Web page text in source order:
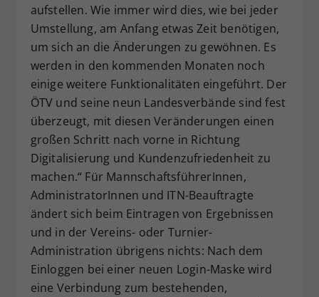
aufstellen. Wie immer wird dies, wie bei jeder
Umstellung, am Anfang etwas Zeit benötigen,
um sich an die Änderungen zu gewöhnen. Es
werden in den kommenden Monaten noch
einige weitere Funktionalitäten eingeführt. Der
ÖTV und seine neun Landesverbände sind fest
überzeugt, mit diesen Veränderungen einen
großen Schritt nach vorne in Richtung
Digitalisierung und Kundenzufriedenheit zu
machen.“ Für MannschaftsführerInnen,
AdministratorInnen und ITN-Beauftragte
ändert sich beim Eintragen von Ergebnissen
und in der Vereins- oder Turnier-
Administration übrigens nichts: Nach dem
Einloggen bei einer neuen Login-Maske wird
eine Verbindung zum bestehenden,